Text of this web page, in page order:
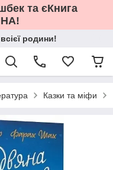
та єКнига
родини!
Казки та міфи